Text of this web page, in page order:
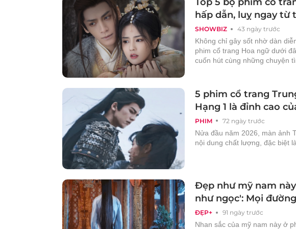
SHOWBIZ 43 ngày trước
hấp dẫn, luỵ ngay từ
Không chỉ gây sốt nhờ dàn
phim cổ trang Hoa ngữ dưới
cuốn hút cùng những chuyện
PHIM 72 ngày trước
5 phim cổ trang
Hạng 1 là đỉnh cao
Nửa đầu năm 2026, màn ảnh
nội dung chất lượng, đặc biệt
ĐẸP+ 91 ngày trước
Đẹp như mỹ nam
như ngọc': Mọi
Nhan sắc của mỹ nam này ở